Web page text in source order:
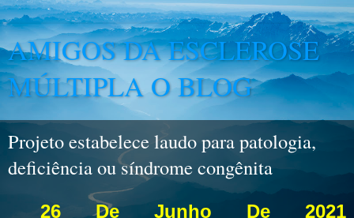
AMIGOS DA ESCLEROSE
MÚLTIPLA O BLOG
Projeto estabelece laudo para patologia,
deficiência ou síndrome congênita
26 De Junho De 2021